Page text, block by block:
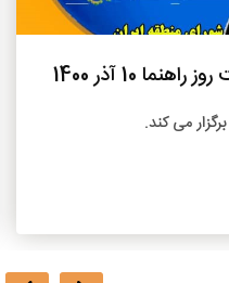
10 آذر 1400
می کند.
بیشتر